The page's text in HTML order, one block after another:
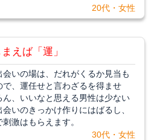
20代・女性
えば「運」
会いの場は、だれがくるか見当も
で、運任せと言わざるを得ませ
ん、いいなと思える男性は少ない
会いのきっかけ作りにはばるし、
激はもらえます。
30代・女性